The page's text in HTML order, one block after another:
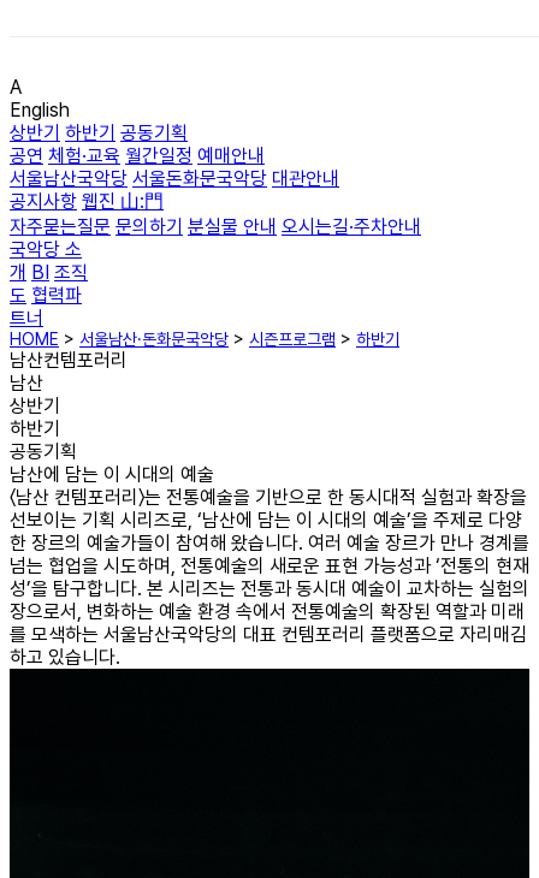
A
English
상반기 하반기 공동기획
공연 체험·교육 월간일정 예매안내
서울남산국악당 서울돈화문국악당 대관안내
공지사항 웹진 山:門
자주묻는질문 문의하기 분실물 안내 오시는길·주차안내
국악당 소
개 BI 조직
도 협력파
트너
HOME > 서울남산·돈화문국악당 > 시즌프로그램 > 하반기
남산컨템포러리
남산
상반기
하반기
공동기획
남산에 담는 이 시대의 예술
〈남산 컨템포러리〉는 전통예술을 기반으로 한 동시대적 실험과 확장을
선보이는 기획 시리즈로, ‘남산에 담는 이 시대의 예술’을 주제로 다양
한 장르의 예술가들이 참여해 왔습니다. 여러 예술 장르가 만나 경계를
넘는 협업을 시도하며, 전통예술의 새로운 표현 가능성과 ‘전통의 현재
성’을 탐구합니다. 본 시리즈는 전통과 동시대 예술이 교차하는 실험의
장으로서, 변화하는 예술 환경 속에서 전통예술의 확장된 역할과 미래
를 모색하는 서울남산국악당의 대표 컨템포러리 플랫폼으로 자리매김
하고 있습니다.